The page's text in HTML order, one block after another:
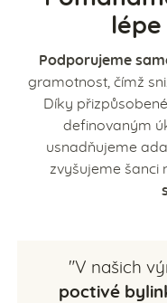
Podporujeme
gramotnost, čímž
Díky
definovaným
usnadňujeme
zvyšujeme šanci
"V našich
poctivé